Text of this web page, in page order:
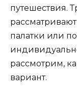
путешествия.
палатки или
рассмотрим,
вариант.